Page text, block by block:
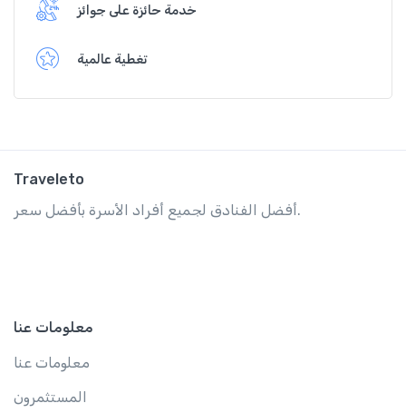
خدمة حائزة على جوائز
تغطية عالمية
Traveleto
أفضل الفنادق لجميع أفراد الأسرة بأفضل سعر.
معلومات عنا
معلومات عنا
المستثمرون